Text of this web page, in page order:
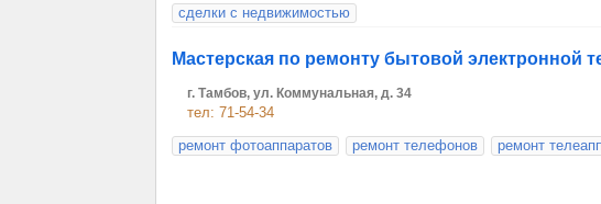
сделки с недвижимостью
Мастерская по ремонту бытовой электронной
г. Тамбов, ул. Коммунальная, д. 34
тел: 71-54-34
ремонт фотоаппаратов
ремонт телефонов ремонт